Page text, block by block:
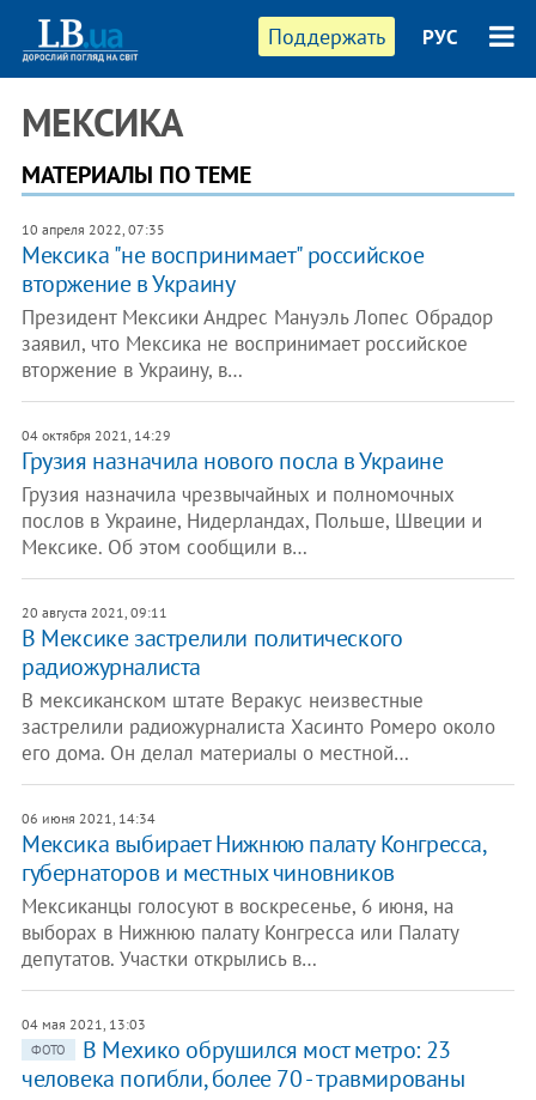
Поддержать РУС
МЕКСИКА
МАТЕРИАЛЫ ПО ТЕМЕ
10 апреля 2022, 07:35
Мексика "не воспринимает" российское
вторжение в Украину
Президент Мексики Андрес Мануэль Лопес Обрадор
заявил, что Мексика не воспринимает российское
вторжение в Украину, в…
04 октября 2021, 14:29
Грузия назначила нового посла в Украине
Грузия назначила чрезвычайных и полномочных
послов в Украине, Нидерландах, Польше, Швеции и
Мексике. Об этом сообщили в…
20 августа 2021, 09:11
В Мексике застрелили политического
радиожурналиста
В мексиканском штате Веракус неизвестные
застрелили радиожурналиста Хасинто Ромеро около
его дома. Он делал материалы о местной…
06 июня 2021, 14:34
Мексика выбирает Нижнюю палату Конгресса,
губернаторов и местных чиновников
Мексиканцы голосуют в воскресенье, 6 июня, на
выборах в Нижнюю палату Конгресса или Палату
депутатов. Участки открылись в…
04 мая 2021, 13:03
ФОТО
В Мехико обрушился мост метро: 23
человека погибли, более 70 - травмированы